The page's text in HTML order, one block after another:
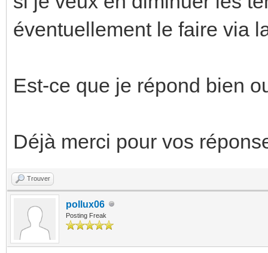
éventuellement le faire via
Est-ce que je répond bien
Déjà merci pour vos
Trouver
pollux06
Posting Freak